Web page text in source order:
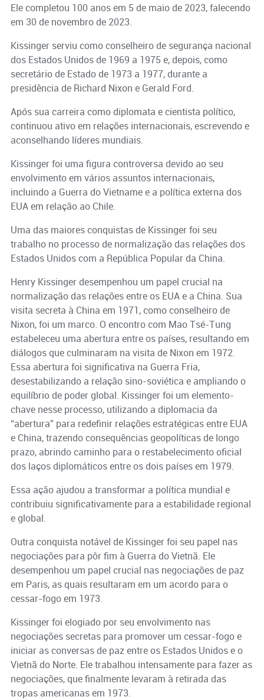
Ele completou 100 anos em 5 de maio de 2023, falecendo
em 30 de novembro de 2023.
Kissinger serviu como conselheiro de segurança nacional
dos Estados Unidos de 1969 a 1975 e, depois, como
secretário de Estado de 1973 a 1977, durante a
presidência de Richard Nixon e Gerald Ford.
Após sua carreira como diplomata e cientista político,
continuou ativo em relações internacionais, escrevendo e
aconselhando líderes mundiais.
Kissinger foi uma figura controversa devido ao seu
envolvimento em vários assuntos internacionais,
incluindo a Guerra do Vietname e a política externa dos
EUA em relação ao Chile.
Uma das maiores conquistas de Kissinger foi seu
trabalho no processo de normalização das relações dos
Estados Unidos com a República Popular da China.
Henry Kissinger desempenhou um papel crucial na
normalização das relações entre os EUA e a China. Sua
visita secreta à China em 1971, como conselheiro de
Nixon, foi um marco. O encontro com Mao Tsé-Tung
estabeleceu uma abertura entre os países, resultando em
diálogos que culminaram na visita de Nixon em 1972.
Essa abertura foi significativa na Guerra Fria,
desestabilizando a relação sino-soviética e ampliando o
equilíbrio de poder global. Kissinger foi um elemento-
chave nesse processo, utilizando a diplomacia da
“abertura” para redefinir relações estratégicas entre EUA
e China, trazendo consequências geopolíticas de longo
prazo, abrindo caminho para o restabelecimento oficial
dos laços diplomáticos entre os dois países em 1979.
Essa ação ajudou a transformar a política mundial e
contribuiu significativamente para a estabilidade regional
e global.
Outra conquista notável de Kissinger foi seu papel nas
negociações para pôr fim à Guerra do Vietnã. Ele
desempenhou um papel crucial nas negociações de paz
em Paris, as quais resultaram em um acordo para o
cessar-fogo em 1973.
Kissinger foi elogiado por seu envolvimento nas
negociações secretas para promover um cessar-fogo e
iniciar as conversas de paz entre os Estados Unidos e o
Vietnã do Norte. Ele trabalhou intensamente para fazer as
negociações, que finalmente levaram à retirada das
tropas americanas em 1973.